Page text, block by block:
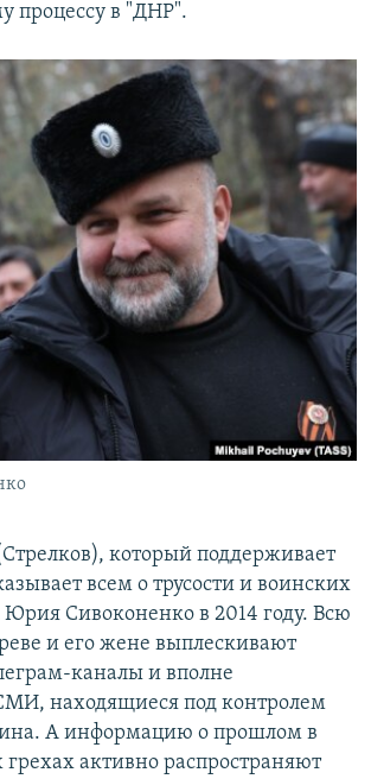
процессу в "ДНР".
который поддерживает
всем о трусости и воинских
Юрия Сивоконенко в 2014 году. Всю
и его жене выплескивают
каналы и вполне
находящиеся под контролем
А информацию о прошлом в
активно распространяют